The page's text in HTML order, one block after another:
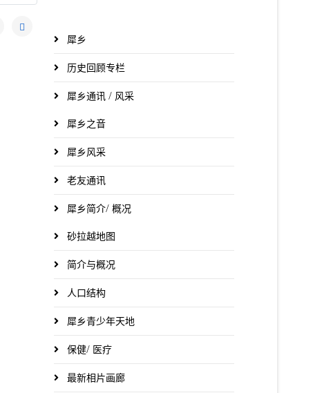
犀乡
历史回顾专栏
犀乡通讯 / 风采
犀乡之音
犀乡风采
老友通讯
犀乡简介/ 概况
砂拉越地图
简介与概况
人口结构
犀乡青少年天地
保健/ 医疗
最新相片画廊